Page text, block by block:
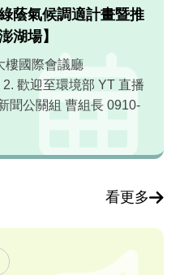
蔭氣候調適計畫暨推
湖場】
樓國際會議廳
歡迎至環境部 YT 直播
聞公關組 曹組長 0910-
看更多